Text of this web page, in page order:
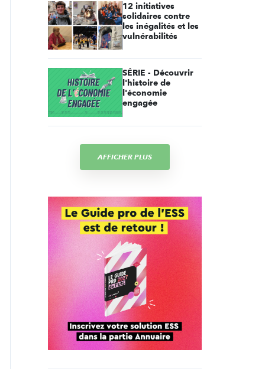
12 initiatives
solidaires contre
les inégalités et les
vulnérabilités
SÉRIE - Découvrir
l'histoire de
l'économie
engagée
AFFICHER PLUS